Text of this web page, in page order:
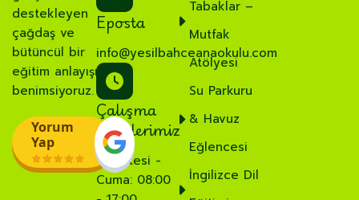
destekleyen
çağdaş ve
bütüncül bir
eğitim anlayışı
benimsiyoruz.
Yorum
Yap
Eposta
info@yesilbahceanaokulu.com
Çalışma
Saatlerimiz
Pazartesi -
Cuma: 08:00
Tabaklar –
Mutfak
Atölyesi
Su Parkuru
& Havuz
Eğlencesi
İngilizce Dil